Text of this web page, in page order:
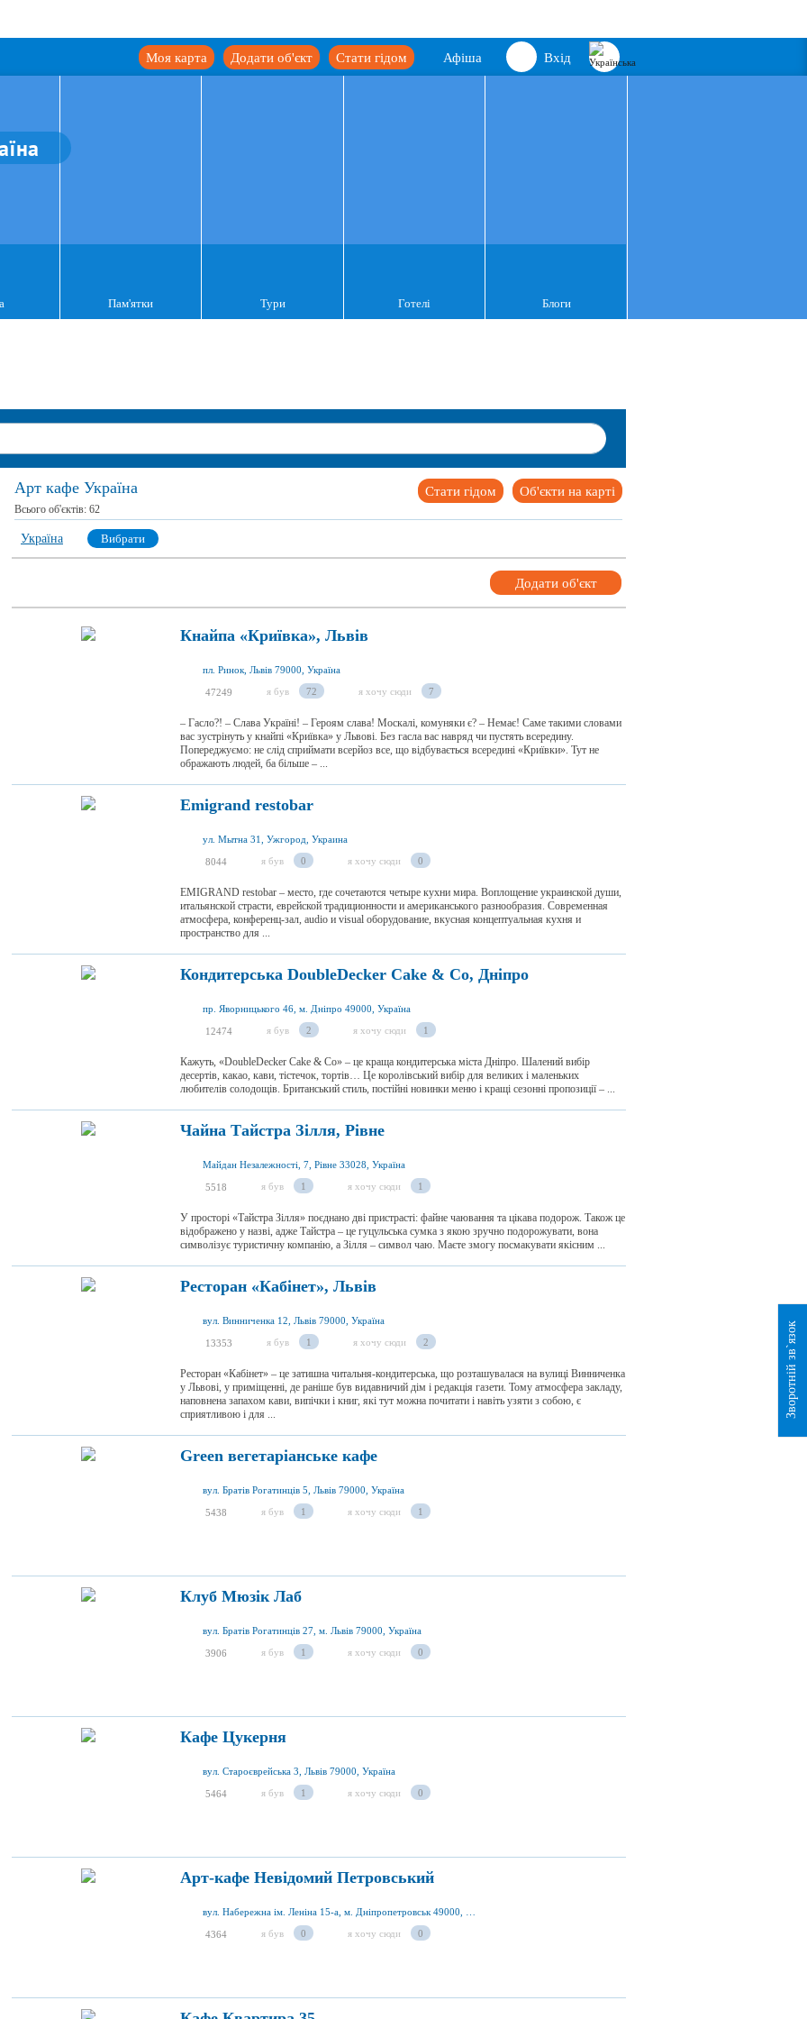
Вхід
Афіша
Стати гідом
Додати об'єкт
Моя карта
Пам'ятки Тури Готелі Блоги
Арт кафе Україна Об'єкти на карті
Стати гідом
Всього об'єктів: 62
Україна Вибрати
Додати об'єкт
Кнайпа «Криївка», Львів
пл. Ринок, Львів 79000, Україна
47249 я був 72 я хочу сюди 7
– Гасло?! – Слава Україні! – Героям слава! Москалі, комуняки є? – Немає! Саме такими словами
вас зустрінуть у кнайпі «Криївка» у Львові. Без гасла вас навряд чи пустять всередину.
Попереджуємо: не слід сприймати всерйоз все, що відбувається всередині «Криївки». Тут не
ображають людей, ба більше – ...
Emigrand restobar
ул. Мытна 31, Ужгород, Украина
8044 я був 0 я хочу сюди 0
EMIGRAND restobar – место, где сочетаются четыре кухни мира. Воплощение украинской души,
итальянской страсти, еврейской традиционности и американського разнообразия. Современная
атмосфера, конференц-зал, audio и visual оборудование, вкусная концептуальная кухня и
пространство для ...
Кондитерська DoubleDecker Cake & Co, Дніпро
пр. Яворницького 46, м. Дніпро 49000, Україна
12474 я був 2 я хочу сюди 1
Кажуть, «DoubleDecker Cake & Co» – це краща кондитерська міста Дніпро. Шалений вибір
десертів, какао, кави, тістечок, тортів… Це королівський вибір для великих і маленьких
любителів солодощів. Британський стиль, постійні новинки меню і кращі сезонні пропозиції – ...
Чайна Тайстра Зілля, Рівне
Майдан Незалежності, 7, Рівне 33028, Україна
5518 я був 1 я хочу сюди 1
У просторі «Тайстра Зілля» поєднано дві пристрасті: файне чаювання та цікава подорож. Також це
відображено у назві, адже Тайстра – це гуцульська сумка з якою зручно подорожувати, вона
символізує туристичну компанію, а Зілля – символ чаю. Маєте змогу посмакувати якісним ...
Ресторан «Кабінет», Львів
вул. Винниченка 12, Львів 79000, Україна
13353 я був 1 я хочу сюди 2
Ресторан «Кабінет» – це затишна читальня-кондитерська, що розташувалася на вулиці Винниченка
у Львові, у приміщенні, де раніше був видавничий дім і редакція газети. Тому атмосфера закладу,
наповнена запахом кави, випічки і книг, які тут можна почитати і навіть узяти з собою, є
сприятливою і для ...
Green вегетаріанське кафе
вул. Братів Рогатинців 5, Львів 79000, Україна
5438 я був 1 я хочу сюди 1
Клуб Мюзік Лаб
вул. Братів Рогатинців 27, м. Львів 79000, Україна
3906 я був 1 я хочу сюди 0
Кафе Цукерня
вул. Староєврейська 3, Львів 79000, Україна
5464 я був 1 я хочу сюди 0
Арт-кафе Невідомий Петровський
4364 я був 0 я хочу сюди 0
Зворотній зв`язок